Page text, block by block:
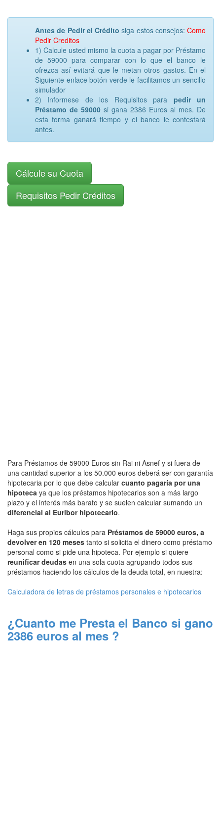
Antes de Pedir el Crédito siga estos consejos: Como
Pedir Creditos
1) Calcule usted mismo la cuota a pagar por Préstamo
de 59000 para comparar con lo que el banco le
ofrezca así evitará que le metan otros gastos. En el
Siguiente enlace botón verde le facilitamos un sencillo
simulador
2) Informese de los Requisitos para pedir un
Préstamo de 59000 si gana 2386 Euros al mes. De
esta forma ganará tiempo y el banco le contestará
antes.
Cálcule su Cuota -
Requisitos Pedir Créditos
Para Préstamos de 59000 Euros sin Rai ni Asnef y si fuera de
una cantidad superior a los 50.000 euros deberá ser con garantía
hipotecaria por lo que debe calcular cuanto pagaría por una
hipoteca ya que los préstamos hipotecarios son a más largo
plazo y el interés más barato y se suelen calcular sumando un
diferencial al Euribor hipotecario.
Haga sus propios cálculos para Préstamos de 59000 euros, a
devolver en 120 meses tanto si solicita el dinero como préstamo
personal como si pide una hipoteca. Por ejemplo si quiere
reunificar deudas en una sola cuota agrupando todos sus
préstamos haciendo los cálculos de la deuda total, en nuestra:
Calculadora de letras de préstamos personales e hipotecarios
¿Cuanto me Presta el Banco si gano
2386 euros al mes ?